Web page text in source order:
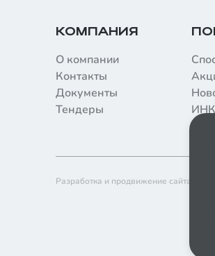
КОМПАНИЯ
О компании
Контакты
Документы
Тендеры
Разработка и продвижение сайта